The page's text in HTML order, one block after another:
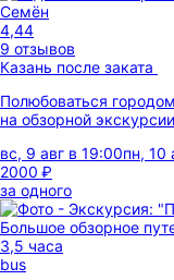
Семён
4,44
9 отзывов
Казань после заката
Полюбоваться
на обзорной
вс, 9 авг в 19:00пн, 10
2000 ₽
за одного
3,5 часа
bus